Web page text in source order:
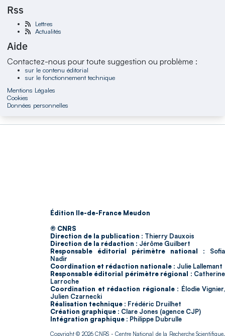
Rss
Lettres
Actualités
Aide
Contactez-nous pour toute suggestion ou problème :
sur le contenu éditorial
sur le fonctionnement technique
Mentions Légales
Cookies
Données personnelles
Édition Ile-de-France Meudon
© CNRS
Direction de la publication : Thierry Dauxois
Direction de la rédaction : Jérôme Guilbert
Responsable éditorial périmètre national : Sofia
Nadir
Coordination et rédaction nationale : Julie Lallemant
Responsable éditorial périmètre régional : Catherine
Larroche
Coordination et rédaction régionale : Élodie Vignier,
Julien Czarnecki
Réalisation technique : Frédéric Druilhet
Création graphique : Clare Jones (agence CJP)
Intégration graphique : Philippe Dubrulle
Copyright © 2026CNRS - Centre National de la Recherche Scientifique.